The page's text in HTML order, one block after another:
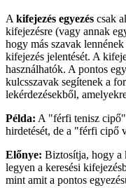
A kifejezés egyezés csak
kifejezésre (vagy annak
hogy más szavak
kifejezés jelentését. A
használhatók. A pontos
kulcsszavak segítenek a
lekérdezésekből,
Példa: A "férfi tenisz cipő"
hirdetését, de a "férfi cipő
Előnye: Biztosítja, hogy a
legyen a keresési
mint amit a pontos